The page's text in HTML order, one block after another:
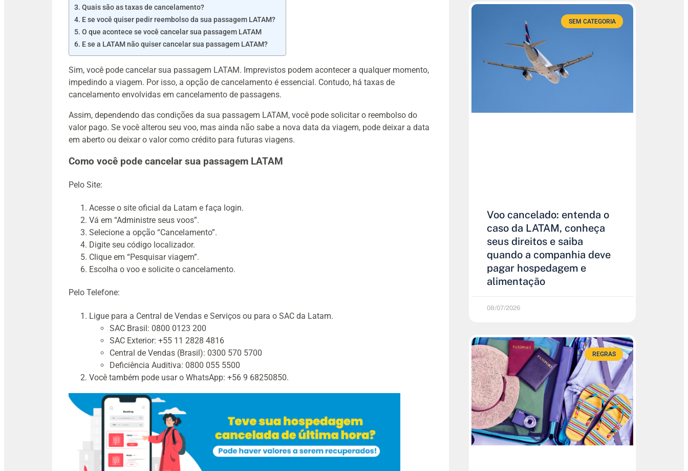
Quais são as taxas de cancelamento?
E se você quiser pedir reembolso da sua passagem LATAM?
O que acontece se você cancelar sua passagem LATAM
E se a LATAM não quiser cancelar sua passagem LATAM?
Sim, você pode cancelar sua passagem LATAM. Imprevistos podem acontecer a qualquer momento,
impedindo a viagem. Por isso, a opção de cancelamento é essencial. Contudo, há taxas de
cancelamento envolvidas em cancelamento de passagens.
Assim, dependendo das condições da sua passagem LATAM, você pode solicitar o reembolso do
valor pago. Se você alterou seu voo, mas ainda não sabe a nova data da viagem, pode deixar a data
em aberto ou deixar o valor como crédito para futuras viagens.
Como você pode cancelar sua passagem LATAM
Pelo Site:
Acesse o site oficial da Latam e faça login.
Vá em “Administre seus voos”.
Selecione a opção “Cancelamento”.
Digite seu código localizador.
Clique em “Pesquisar viagem”.
Escolha o voo e solicite o cancelamento.
Pelo Telefone:
Ligue para a Central de Vendas e Serviços ou para o SAC da Latam.
SAC Brasil: 0800 0123 200
SAC Exterior: +55 11 2828 4816
Central de Vendas (Brasil): 0300 570 5700
Deficiência Auditiva: 0800 055 5500
Você também pode usar o WhatsApp: +56 9 68250850.
SEM CATEGORIA
Voo cancelado: entenda o
caso da LATAM, conheça
seus direitos e saiba
quando a companhia deve
pagar hospedagem e
alimentação
08/07/2026
REGRAS